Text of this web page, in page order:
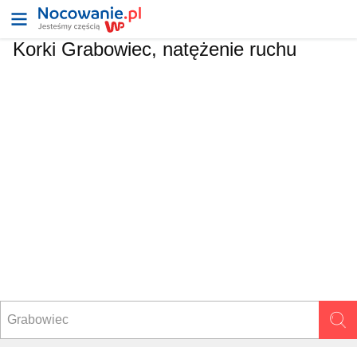
Korki Grabowiec, natężenie ruchu